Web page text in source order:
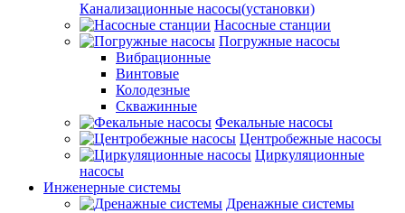
Канализационные насосы(установки)
Насосные станции
Погружные насосы
Вибрационные
Винтовые
Колодезные
Скважинные
Фекальные насосы
Центробежные насосы
Циркуляционные
насосы
Инженерные системы
Дренажные системы